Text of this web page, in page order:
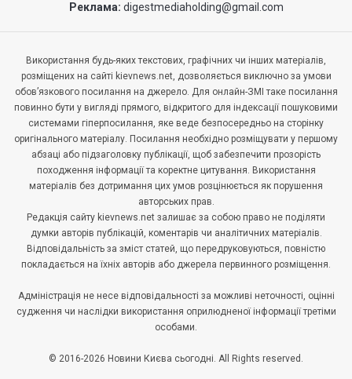
Реклама: digestmediaholding@gmail.com
Використання будь-яких текстових, графічних чи інших матеріалів,
розміщених на сайті kievnews.net, дозволяється виключно за умови
обов’язкового посилання на джерело. Для онлайн-ЗМІ таке посилання
повинно бути у вигляді прямого, відкритого для індексації пошуковими
системами гіперпосилання, яке веде безпосередньо на сторінку
оригінального матеріалу. Посилання необхідно розміщувати у першому
абзаці або підзаголовку публікації, щоб забезпечити прозорість
походження інформації та коректне цитування. Використання
матеріалів без дотримання цих умов розцінюється як порушення
авторських прав.
Редакція сайту kievnews.net залишає за собою право не поділяти
думки авторів публікацій, коментарів чи аналітичних матеріалів.
Відповідальність за зміст статей, що передруковуються, повністю
покладається на їхніх авторів або джерела первинного розміщення.
Адміністрація не несе відповідальності за можливі неточності, оцінні
судження чи наслідки використання оприлюдненої інформації третіми
особами.
© 2016-2026 Новини Києва сьогодні. All Rights reserved.